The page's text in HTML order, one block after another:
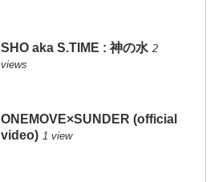
SHO aka S.TIME : 神の水 2
views
ONEMOVE×SUNDER (official
video) 1 view